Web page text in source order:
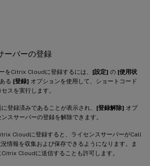
ーバーの登録
をCitrix Cloudに登録するには、 [設定] の [使用状
る [登録] オプションを使用して、ショートコード
スを実行します。
登録済みであることが表示され、 [登録解除] オプ
スサーバーの登録を解除できます。
Cloudに登録すると、ライセンスサーバーがCall
情報を収集および保存できるようになります。ま
Cloudに送信することも許可します。